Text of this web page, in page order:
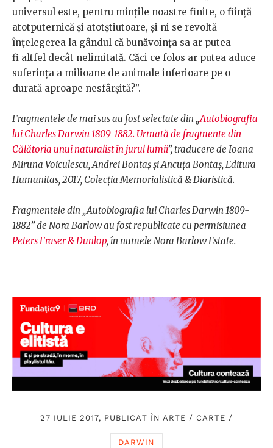
universul este, pentru minţile noastre finite, o fiinţă
atotputernică şi atotştiutoare, şi ni se revoltă
înţelegerea la gândul că bunăvoinţa sa ar putea
fi altfel decât nelimitată. Căci ce folos ar putea aduce
suferinţa a milioane de animale inferioare pe o
durată aproape nesfârşită?”.
Fragmentele de mai sus au fost selectate din „Autobiografia
lui Charles Darwin 1809-1882. Urmată de fragmente din
Călătoria unui naturalist în jurul lumii”, traducere de Ioana
Miruna Voiculescu, Andrei Bontaş şi Ancuţa Bontaş, Editura
Humanitas, 2017, Colecția Memorialistică & Diaristică.
Fragmentele din „Autobiografia lui Charles Darwin 1809-
1882” de Nora Barlow au fost republicate cu permisiunea
Peters Fraser & Dunlop, în numele Nora Barlow Estate.
27 IULIE 2017, PUBLICAT ÎN ARTE / CARTE /
DARWIN